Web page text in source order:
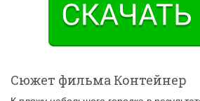
Сюжет фильма Контейнер